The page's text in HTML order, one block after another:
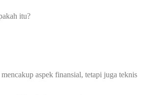
itu?
aspek finansial, tetapi juga teknis